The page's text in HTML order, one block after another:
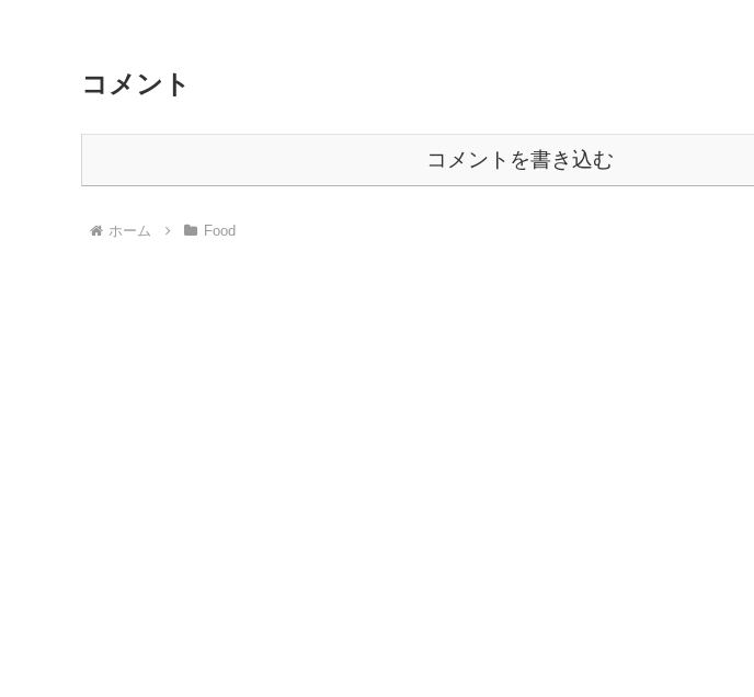
コメント
コメントを書き込む
ホーム Food